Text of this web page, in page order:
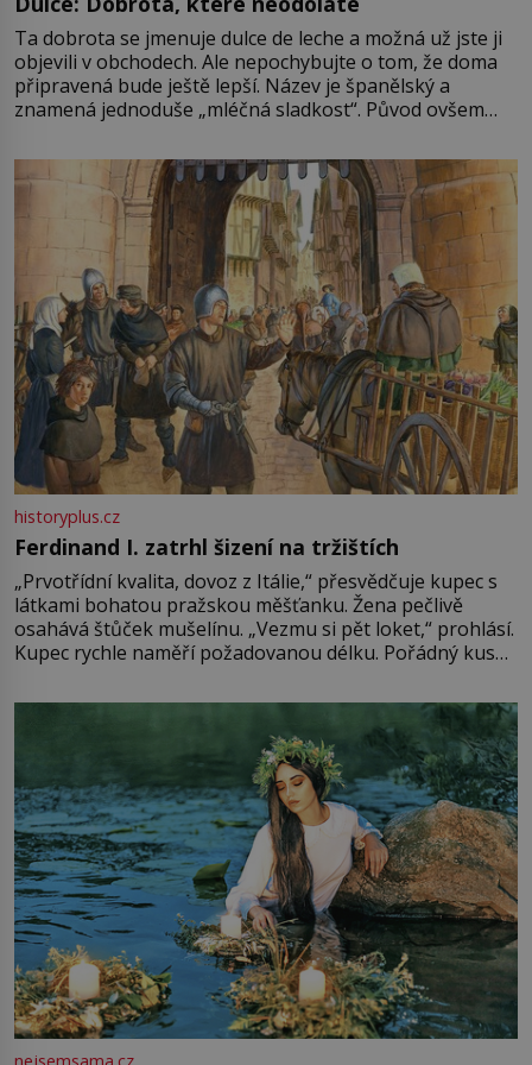
Ta dobrota se jmenuje dulce de leche a možná už jste ji
objevili v obchodech. Ale nepochybujte o tom, že doma
připravená bude ještě lepší. Název je španělský a
znamená jednoduše „mléčná sladkost“. Původ ovšem
pře hned několik latinskoamerických zemí a k tomu
Francie, kde se traduje,
historyplus.cz
Ferdinand I. zatrhl šizení na tržištích
„Prvotřídní kvalita, dovoz z Itálie,“ přesvědčuje kupec s
látkami bohatou pražskou měšťanku. Žena pečlivě
osahává štůček mušelínu. „Vezmu si pět loket,“ prohlásí.
Kupec rychle naměří požadovanou délku. Pořádný kus
milostpaní. Stačí jenom na sukni,“ zhodnotí švadlena
množství růžového mušelínu. „Ošidili vás, podívejte.“